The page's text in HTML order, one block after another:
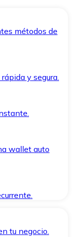
métodos de
y segura.
wallet auto
tu negocio.